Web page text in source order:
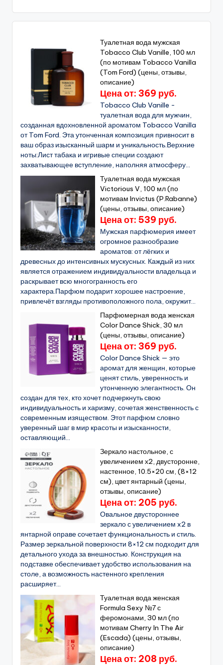
Туалетная вода мужская
Tobacco Club Vanille, 100 мл
(по мотивам Tobacco Vanilla
(Tom Ford) (цены, отзывы,
описание)
Цена от: 369 руб.
Tobacco Club Vanille -
туалетная вода для мужчин,
созданная вдохновленной ароматом Tobacco Vanilla
от Tom Ford. Эта утонченная композиция привносит в
ваш образ изысканный шарм и уникальность.Верхние
ноты:Лист табака и игривые специи создают
захватывающее вступление, наполняя атмосферу...
Туалетная вода мужская
Victorious V, 100 мл (по
мотивам Invictus (P.Rabanne)
(цены, отзывы, описание)
Цена от: 539 руб.
Мужская парфюмерия имеет
огромное разнообразие
ароматов: от лёгких и
древесных до интенсивных мускусных. Каждый из них
является отражением индивидуальности владельца и
раскрывает всю многогранность его
характера.Парфюм подарит хорошее настроение,
привлечёт взгляды противоположного пола, окружит...
Парфюмерная вода женская
Color Dance Shick, 30 мл
(цены, отзывы, описание)
Цена от: 369 руб.
Color Dance Shick — это
аромат для женщин, которые
ценят стиль, уверенность и
утонченную элегантность. Он
создан для тех, кто хочет подчеркнуть свою
индивидуальность и харизму, сочетая женственность с
современным изяществом. Этот парфюм словно
уверенный шаг в мир красоты и изысканности,
оставляющий...
Зеркало настольное, с
увеличением х2, двусторонне,
настенное, 10.5×20 см, (8×12
см), цвет янтарный (цены,
отзывы, описание)
Цена от: 205 руб.
Овальное двустороннее
зеркало с увеличением x2 в
янтарной оправе сочетает функциональность и стиль.
Размер зеркальной поверхности 8×12 см подходит для
детального ухода за внешностью. Конструкция на
подставке обеспечивает удобство использования на
столе, а возможность настенного крепления
расширяет...
Туалетная вода женская
Formula Sexy №7 с
феромонами, 30 мл (по
мотивам Cherry In The Air
(Escada) (цены, отзывы,
описание)
Цена от: 208 руб.